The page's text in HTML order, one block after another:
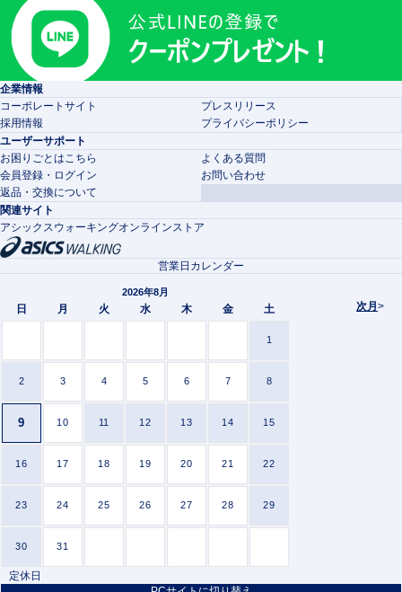
企業情報
コーポレートサイト
プレスリリース
採用情報
プライバシーポリシー
ユーザーサポート
お困りごとはこちら
よくある質問
会員登録・ログイン
お問い合わせ
返品・交換について
関連サイト
アシックスウォーキングオンラインストア
次月>
営業日カレンダー
2026年8月
日 月 火 水 木 金 土
1
2 3 4 5 6 7 8
9 10 11 12 13 14 15
16 17 18 19 20 21 22
23 24 25 26 27 28 29
30 31
定休日